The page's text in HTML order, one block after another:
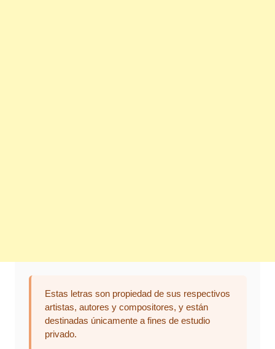
Estas letras son propiedad de sus respectivos
artistas, autores y compositores, y están
destinadas únicamente a fines de estudio
privado.